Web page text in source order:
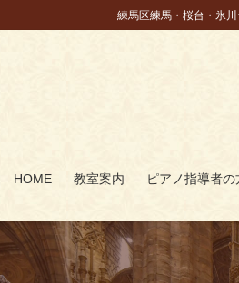
練馬区練馬・桜台・氷
HOME 教室案内 ピアノ指導者の